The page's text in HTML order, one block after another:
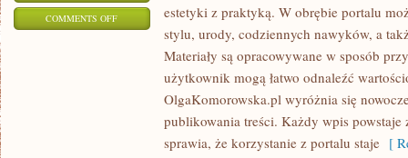
COMMENTS OFFON
SPOŁECZNOŚĆ
estetyki z praktyką. W obrębie portalu
stylu, urody, codziennych nawyków, a
Materiały są opracowywane w sposób
użytkownik mogą łatwo odnaleźć
OlgaKomorowska.pl wyróżnia się
publikowania treści. Każdy wpis powstaje
sprawia, że korzystanie z portalu staje [